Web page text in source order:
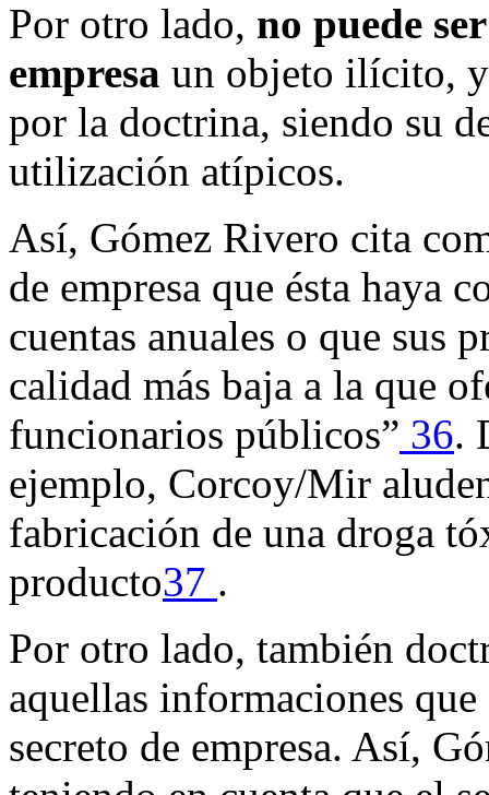
Por otro lado, no puede
empresa un objeto ilícito, y
por la doctrina, siendo su
utilización atípicos.
Así, Gómez Rivero cita
de empresa que ésta haya
cuentas anuales o que sus
calidad más baja a la que
funcionarios públicos” 36.
ejemplo, Corcoy/Mir
fabricación de una droga
producto37 .
Por otro lado, también
aquellas informaciones
secreto de empresa. Así,